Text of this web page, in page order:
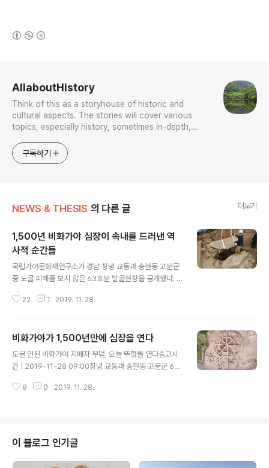
AllaboutHistory
Think of this as a storyhouse of historic and
cultural aspects. The stories will cover various
topics, especially history, sometimes in-depth,
approach will be to resist any common sense or
generalized viewpoint
구독하기
NEWS & THESIS 의 다른 글 더보기
1,500년 비화가야 심장이 속내를 드러낸 역
사적 순간들
국립가야문화재연구소가 경남 창녕 교동과 송현동 고분군
중 도굴 피해를 보지 않은 63호분 발굴현장을 공개했다. 5
재 기자들 앞에서 내부 속살을 처음으로 공개했다. 연구소
잡이가 덮개돌 하나를 건져내는 장면이다. 덮개돌 하나가
공중으로 날아올랐다. 두번째 덮개돌이 공중 부양했다. 조
심조심 작업은 계속되고, 마침내 속내가 모습을 드러냈다.
러했다. 도굴 피해를 한 번도 보지 않은 속내는 이러했다.
22 1 2019. 11. 28.
비화가야가 1,500년만에 심장을 연다
도굴 안된 비화가야 지배자 무덤, 오늘 뚜껑돌 연다송고시
간 | 2019-11-28 09:00창녕 교동과 송현동 고분군 63
분 축조기법 드러났다송고시간 | 2019-11-28 09:001.5
옛날 무덤은 도굴되었다고 봐도 무방하다. 가야 무덤이라
해서 예외는 아니어서, 도굴 피해가 극심하다. 그런 까닭에
실제 발굴조사를 해봐도, 그에서 얻는 정보가 많지는 않다.
8 0 2019. 11. 28.
이 블로그 인기글